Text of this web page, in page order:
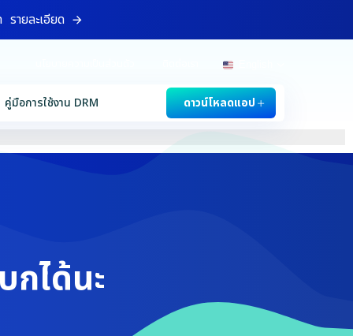
รายละเอียด
คู่มือการใช้งาน DRM ดาวน์โหลดแอป
กได้นะ